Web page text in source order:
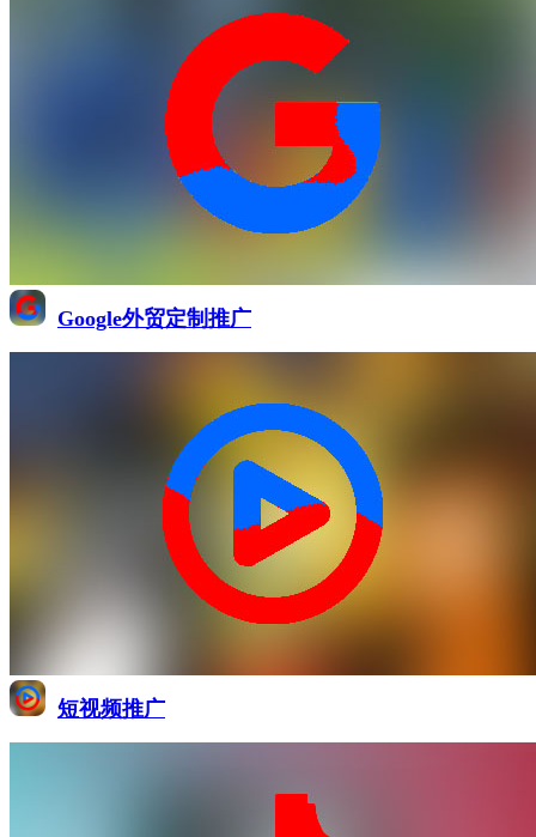
Google外贸定制推广
短视频推广